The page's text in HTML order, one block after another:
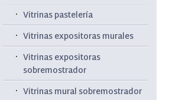
Vitrinas pastelería
Vitrinas expositoras murales
Vitrinas expositoras
sobremostrador
Vitrinas mural sobremostrador